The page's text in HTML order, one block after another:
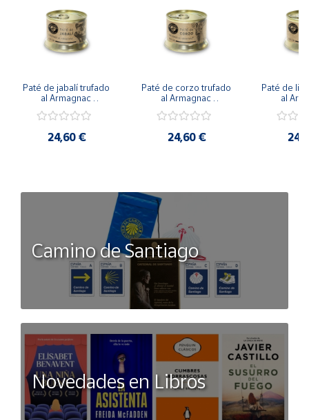
Paté de jabalí trufado
al Armagnac
24,60 €
Paté de corzo trufado
al Armagnac
24,60 €
Paté de
al
Camino de Santiago
Novedades en Libros